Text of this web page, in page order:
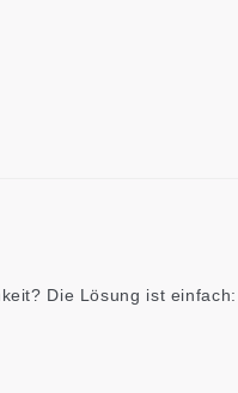
Die Lösung ist